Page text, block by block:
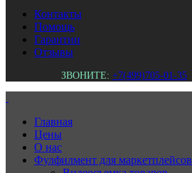
Контакты
Помощь
Гарантии
Отзывы
ЗВОНИТЕ: +7(499)705-01-35
Главная
Цены
О нас
Фулфилмент для маркетплейсов